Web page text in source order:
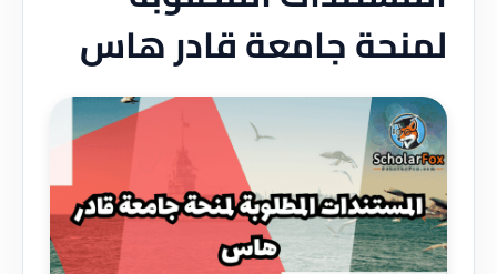
لمنحة جامعة قادر هاس